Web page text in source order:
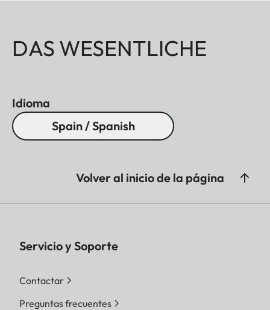
DAS WESENTLICHE
Idioma
Spain / Spanish
Volver al inicio de la página
Servicio y Soporte
Contactar
Preguntas frecuentes